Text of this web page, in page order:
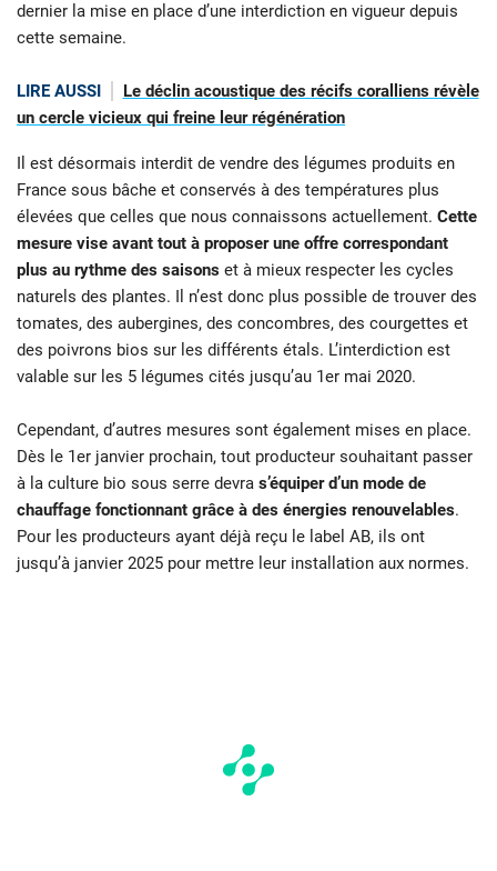
dernier la mise en place d’une interdiction en vigueur depuis
cette semaine.
LIRE AUSSI
Le déclin acoustique des récifs coralliens révèle
un cercle vicieux qui freine leur régénération
Il est désormais interdit de vendre des légumes produits en
France sous bâche et conservés à des températures plus
élevées que celles que nous connaissons actuellement. Cette
mesure vise avant tout à proposer une offre correspondant
plus au rythme des saisons et à mieux respecter les cycles
naturels des plantes. Il n’est donc plus possible de trouver des
tomates, des aubergines, des concombres, des courgettes et
des poivrons bios sur les différents étals. L’interdiction est
valable sur les 5 légumes cités jusqu’au 1er mai 2020.
Cependant, d’autres mesures sont également mises en place.
Dès le 1er janvier prochain, tout producteur souhaitant passer
à la culture bio sous serre devra s’équiper d’un mode de
chauffage fonctionnant grâce à des énergies renouvelables.
Pour les producteurs ayant déjà reçu le label AB, ils ont
jusqu’à janvier 2025 pour mettre leur installation aux normes.